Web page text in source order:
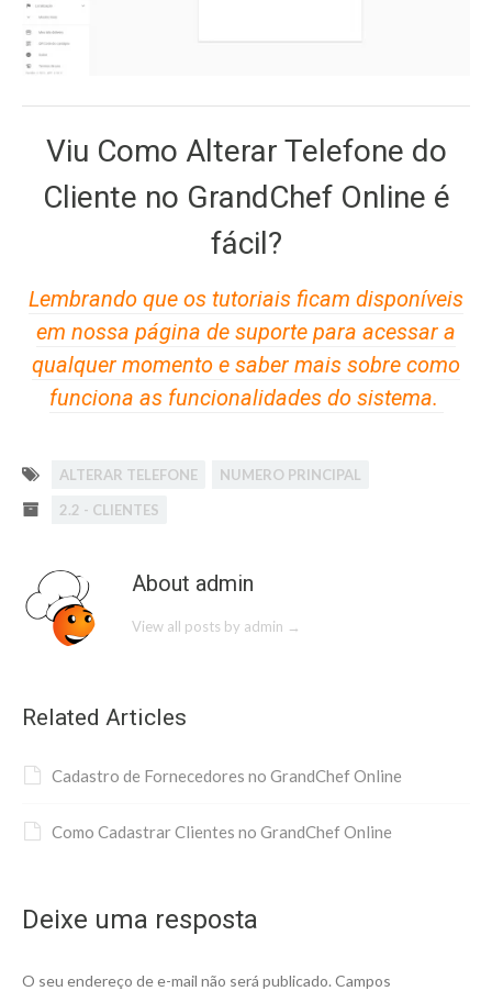
Viu Como Alterar Telefone do
Cliente no GrandChef Online é
fácil?
Lembrando que os tutoriais ficam disponíveis
em nossa página de suporte para acessar a
qualquer momento e saber mais sobre como
funciona as funcionalidades do sistema.
ALTERAR TELEFONE
NUMERO PRINCIPAL
2.2 - CLIENTES
About admin
View all posts by admin →
Related Articles
Cadastro de Fornecedores no GrandChef Online
Como Cadastrar Clientes no GrandChef Online
Deixe uma resposta
O seu endereço de e-mail não será publicado. Campos